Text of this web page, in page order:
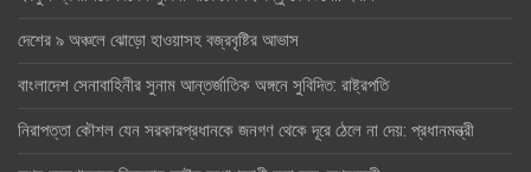
দেশের ৯ অঞ্চলে ঝোড়ো হাওয়াসহ বজ্রবৃষ্টির আভাস
বাংলাদেশ সেনাবাহিনীর সুনাম আন্তর্জাতিক অঙ্গনে সুবিদিত: রাষ্ট্রপতি
নিরাপত্তা কৌশল যেন সরকারপ্রধানকে জনগণ থেকে দূরে ঠেলে না দেয়: প্রধানমন্ত্রী